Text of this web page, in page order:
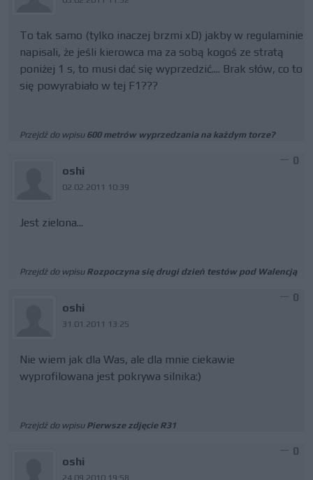
To tak samo (tylko inaczej brzmi xD) jakby w regulaminie
napisali, że jeśli kierowca ma za sobą kogoś ze stratą
poniżej 1 s, to musi dać się wyprzedzić.... Brak słów, co to
się powyrabiało w tej F1???
Przejdź do wpisu 600 metrów wyprzedzania na każdym torze?
oshi
02.02.2011 10:39
0
Jest zielona...
Przejdź do wpisu Rozpoczyna się drugi dzień testów pod Walencją
oshi
31.01.2011 13:25
0
Nie wiem jak dla Was, ale dla mnie ciekawie
wyprofilowana jest pokrywa silnika:)
Przejdź do wpisu Pierwsze zdjęcie R31
oshi
24.09.2010 19:58
0